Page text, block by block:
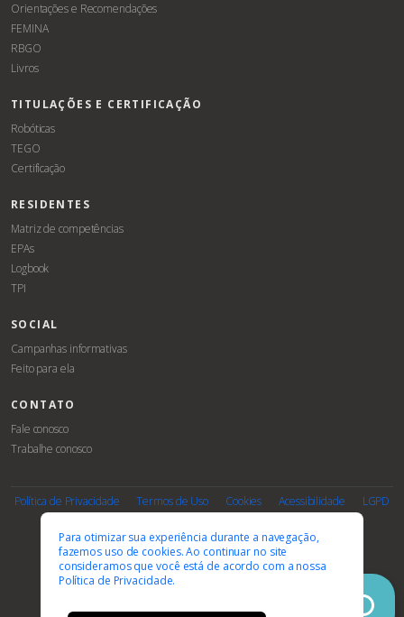
Orientações e Recomendações
FEMINA
RBGO
Livros
TITULAÇÕES E CERTIFICAÇÃO
Robóticas
TEGO
Certificação
RESIDENTES
Matriz de competências
EPAs
Logbook
TPI
SOCIAL
Campanhas informativas
Feito para ela
CONTATO
Fale conosco
Trabalhe conosco
Política de Privacidade Termos de Uso Cookies Acessibilidade LGPD
PARCEIROS E AFILIAÇÕES
Para otimizar sua experiência durante a navegação,
fazemos uso de cookies. Ao continuar no site
consideramos que você está de acordo com a nossa
Política de Privacidade.